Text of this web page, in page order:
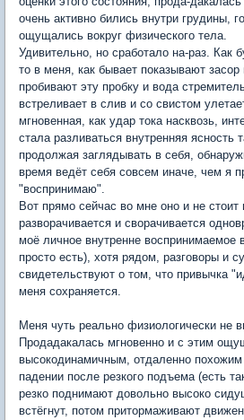
очень активно бились внутри грудины,
ощущались вокруг физического тела.
Удивительно, но сработало на-раз. Как
то в меня, как бывает показывают засор
пробивают эту пробку и вода
встреливает в слив и со свистом
мгновенная, как удар тока насквозь,
стала разливаться внутренняя ясность
продолжая заглядывать в себя,
время ведёт себя совсем иначе, чем я
"воспринимаю".
Вот прямо сейчас во мне оно и не
разворачивается и сворачивается
моё личное внутренне воспринимаемое
просто есть), хотя рядом, разговоры и
свидетельствуют о том, что привычка
меня сохраняется.
Меня чуть реально физиологически не
Продадакалась мгновенно и с этим
высокодинамичным, отдаленно
падении после резкого подъема (есть
резко поднимают довольно высоко
встёгнут, потом притормаживают